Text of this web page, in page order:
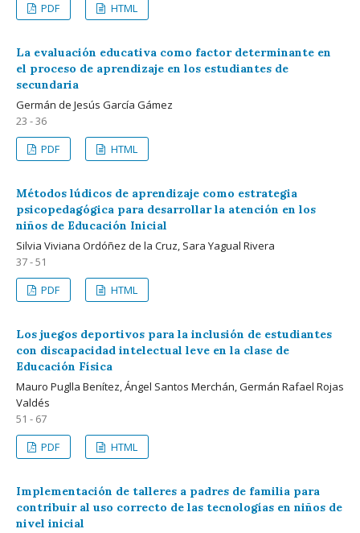
PDF
HTML
La evaluación educativa como factor determinante en
el proceso de aprendizaje en los estudiantes de
secundaria
Germán de Jesús García Gámez
23 - 36
PDF
HTML
Métodos lúdicos de aprendizaje como estrategia
psicopedagógica para desarrollar la atención en los
niños de Educación Inicial
Silvia Viviana Ordóñez de la Cruz, Sara Yagual Rivera
37 - 51
PDF
HTML
Los juegos deportivos para la inclusión de estudiantes
con discapacidad intelectual leve en la clase de
Educación Física
Mauro Puglla Benítez, Ángel Santos Merchán, Germán Rafael Rojas
Valdés
51 - 67
PDF
HTML
Implementación de talleres a padres de familia para
contribuir al uso correcto de las tecnologías en niños de
nivel inicial